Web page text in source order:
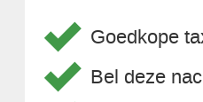
Goedkope
Bel deze